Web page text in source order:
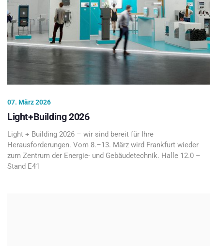
07. März 2026
Light+Building 2026
Light + Building 2026 – wir sind bereit für Ihre
Herausforderungen. Vom 8.–13. März wird Frankfurt wieder
zum Zentrum der Energie- und Gebäudetechnik. Halle 12.0 –
Stand E41